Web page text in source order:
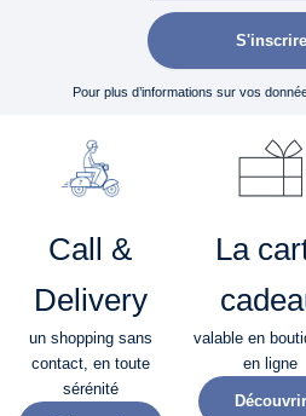
S'inscrire
Pour plus d’informations sur vos
Call &
Delivery
un shopping sans
contact, en toute
sérénité​
La
valable en
en ligne
Découvrir